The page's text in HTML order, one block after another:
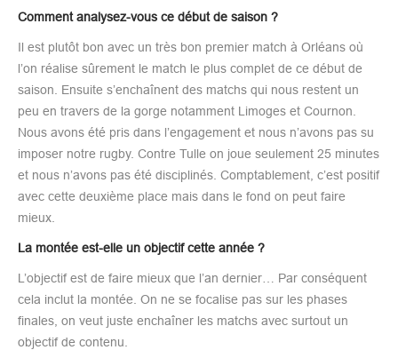
Comment analysez-vous ce début de saison ?
Il est plutôt bon avec un très bon premier match à Orléans où
l’on réalise sûrement le match le plus complet de ce début de
saison. Ensuite s’enchaînent des matchs qui nous restent un
peu en travers de la gorge notamment Limoges et Cournon.
Nous avons été pris dans l’engagement et nous n’avons pas su
imposer notre rugby. Contre Tulle on joue seulement 25 minutes
et nous n’avons pas été disciplinés. Comptablement, c’est positif
avec cette deuxième place mais dans le fond on peut faire
mieux.
La montée est-elle un objectif cette année ?
L’objectif est de faire mieux que l’an dernier… Par conséquent
cela inclut la montée. On ne se focalise pas sur les phases
finales, on veut juste enchaîner les matchs avec surtout un
objectif de contenu.